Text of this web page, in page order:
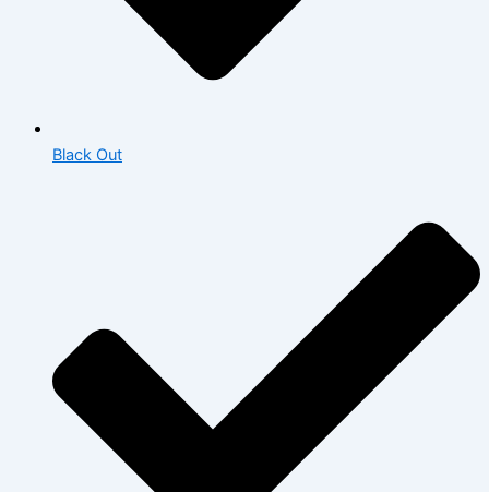
Black Out